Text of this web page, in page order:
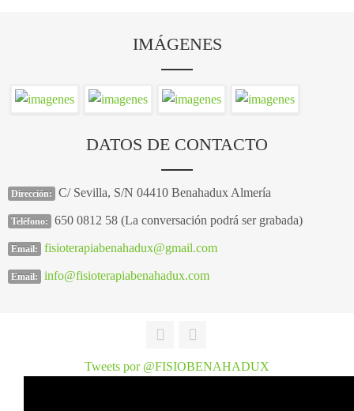
IMÁGENES
DATOS DE CONTACTO
Dirección: C/ Sevilla, S/N 04410 Benahadux Almería
Teléfono: 650 0812 58 (La conversación podrá ser grabada)
Email: fisioterapiabenahadux@gmail.com
Email: info@fisioterapiabenahadux.com
Tweets por @FISIOBENAHADUX